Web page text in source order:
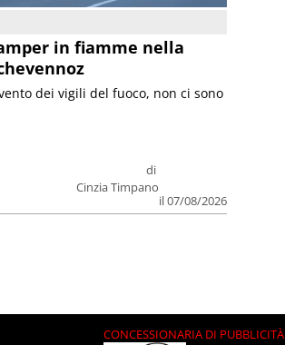
in fiamme nella
di
Cinzia Timpano
il 07/08/2026
dei vigili del fuoco, non ci sono
CONCESSIONARIA DI PUBBLICITÀ